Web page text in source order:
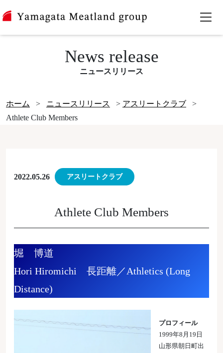
News release
ニュースリリース
ホーム > ニュースリリース > アスリートクラブ
>
Athlete Club Members
2022.05.26 アスリートクラブ
Athlete Club Members
堀 博道
Hori Hiromichi 長距離／Athletics (Long
Distance)
プロフィール
1999年8月19日
山形県朝日町出